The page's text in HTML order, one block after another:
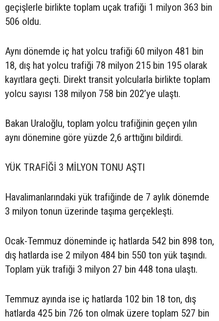
geçişlerle birlikte toplam uçak trafiği 1 milyon 363 bin
506 oldu.
Aynı dönemde iç hat yolcu trafiği 60 milyon 481 bin
18, dış hat yolcu trafiği 78 milyon 215 bin 195 olarak
kayıtlara geçti. Direkt transit yolcularla birlikte toplam
yolcu sayısı 138 milyon 758 bin 202’ye ulaştı.
Bakan Uraloğlu, toplam yolcu trafiğinin geçen yılın
aynı dönemine göre yüzde 2,6 arttığını bildirdi.
YÜK TRAFİĞİ 3 MİLYON TONU AŞTI
Havalimanlarındaki yük trafiğinde de 7 aylık dönemde
3 milyon tonun üzerinde taşıma gerçekleşti.
Ocak-Temmuz döneminde iç hatlarda 542 bin 898 ton,
dış hatlarda ise 2 milyon 484 bin 550 ton yük taşındı.
Toplam yük trafiği 3 milyon 27 bin 448 tona ulaştı.
Temmuz ayında ise iç hatlarda 102 bin 18 ton, dış
hatlarda 425 bin 726 ton olmak üzere toplam 527 bin